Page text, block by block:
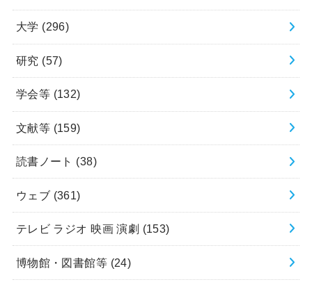
大学 (296)
研究 (57)
学会等 (132)
文献等 (159)
読書ノート (38)
ウェブ (361)
テレビ ラジオ 映画 演劇 (153)
博物館・図書館等 (24)